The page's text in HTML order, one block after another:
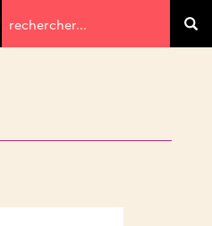
de
recherche